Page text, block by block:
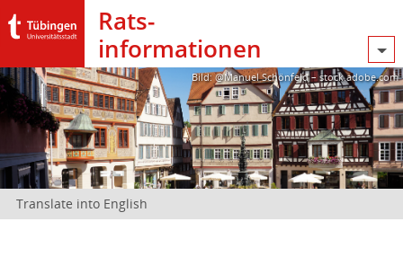
Rats­
informationen
Bild: @Manuel Schönfeld – stock.adobe.com
Translate into English